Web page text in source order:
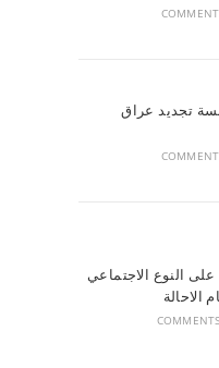
تجديد عراق
النوع الاجتماعي
الاحالة